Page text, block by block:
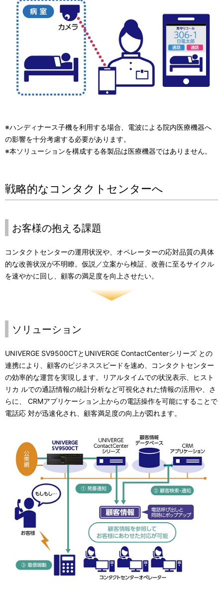
※ハンディナース子機を利用する場合、電波による院内医療機器へ
の影響を十分考慮する必要があります。
※本ソリューションを構成する各製品は医療機器ではありません。
戦略的なコンタクトセンターへ
お客様の抱える課題
コンタクトセンターの運用状況や、オペレーターの応対品質の具体
的な改善状況が不明瞭。仮説／立案から検証、改善に至るサイクル
を速やかに回し、顧客の満足度を向上させたい。
ソリューション
UNIVERGE SV9500CTとUNIVERGE ContactCenterシリーズ との
連携により、顧客のビジネススピードを速め、コンタクトセンター
の効率的な運営を実現します。リアルタイムでの状況表示、ヒスト
リカ ルでの通話情報の統計分析など可視化された情報の活用や、さ
らに、 CRMアプリケーション上からの電話操作を可能にすることで
電話応 対が迅速化され、顧客満足度の向上が図れます。